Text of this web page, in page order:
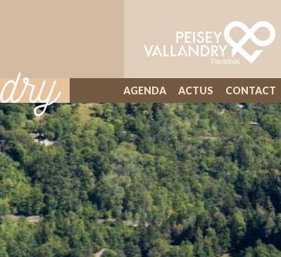
AGENDA ACTUS CONTACT
ILLIWAP